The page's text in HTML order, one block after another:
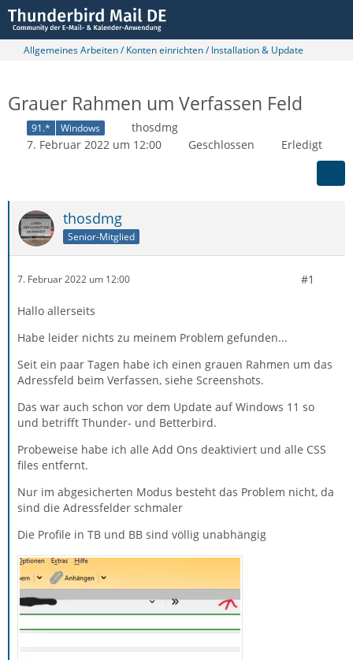
Allgemeines Arbeiten / Konten einrichten / Installation & Update
Grauer Rahmen um Verfassen Feld
91.* Windows
thosdmg
7. Februar 2022 um 12:00
Geschlossen Erledigt
thosdmg
Senior-Mitglied
7. Februar 2022 um 12:00 #1
Hallo allerseits
Habe leider nichts zu meinem Problem gefunden...
Seit ein paar Tagen habe ich einen grauen Rahmen um das
Adressfeld beim Verfassen, siehe Screenshots.
Das war auch schon vor dem Update auf Windows 11 so
und betrifft Thunder- und Betterbird.
Probeweise habe ich alle Add Ons deaktiviert und alle CSS
files entfernt.
Nur im abgesicherten Modus besteht das Problem nicht, da
sind die Adressfelder schmaler
Die Profile in TB und BB sind völlig unabhängig